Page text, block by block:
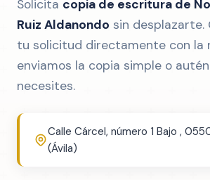
Solicita copia de escritura de
Ruiz Aldanondo sin desplazarte.
tu solicitud directamente con la
enviamos la copia simple o
necesites.
Calle Cárcel, número 1 Bajo ,
(Ávila)